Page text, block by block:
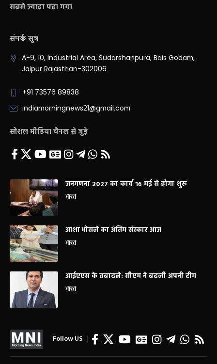
सबसे ज़्यादा पढ़ा गया
संपर्क सूत्र
A-9, 10, Industrial Area, Sudarshanpura, Bais Godam,
Jaipur Rajasthan-302006
+91 73576 89838
indiamorningnews21@gmail.com
सोशल मीडिया चैनल से जुड़े
जनगणना 2027 का कार्य 16 मई से होगा शुरू
भारत
आशा भोसले का अंतिम संस्कार आज
भारत
आईएएस के तबादले: सीएम ने बदली अपनी टीम
भारत
Follow US